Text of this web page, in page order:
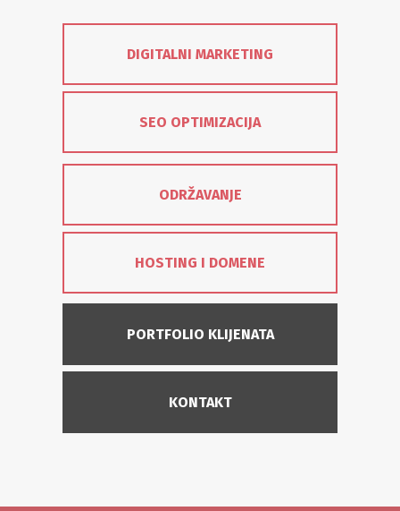
DIGITALNI MARKETING
SEO OPTIMIZACIJA
ODRŽAVANJE
HOSTING I DOMENE
PORTFOLIO KLIJENATA
KONTAKT